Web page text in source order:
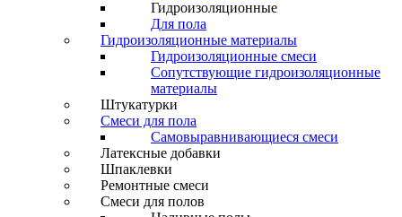
Гидроизоляционные
Для пола
Гидроизоляционные материалы
Гидроизоляционные смеси
Сопутствующие гидроизоляционные
материалы
Штукатурки
Смеси для пола
Самовыравнивающиеся смеси
Латексные добавки
Шпаклевки
Ремонтные смеси
Смеси для полов